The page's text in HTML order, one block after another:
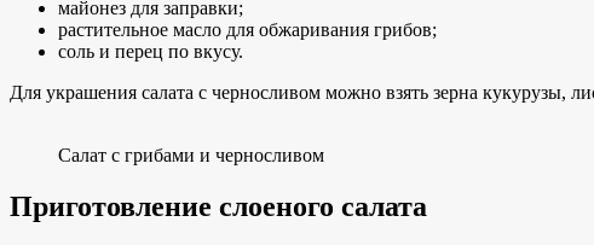
майонез для заправки;
растительное масло для обжаривания грибов;
соль и перец по вкусу.
Для украшения салата с черносливом можно взять зерна кукурузы,
Салат с грибами и черносливом
Приготовление слоеного салата